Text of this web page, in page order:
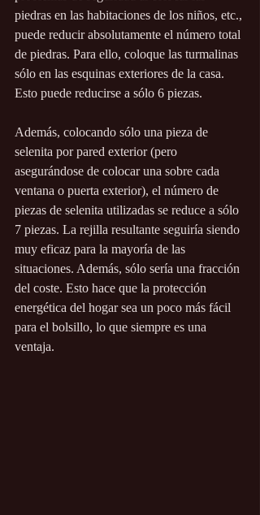
piedras en las habitaciones de los niños, etc.,
puede reducir absolutamente el número total
de piedras. Para ello, coloque las turmalinas
sólo en las esquinas exteriores de la casa.
Esto puede reducirse a sólo 6 piezas.
Además, colocando sólo una pieza de
selenita por pared exterior (pero
asegurándose de colocar una sobre cada
ventana o puerta exterior), el número de
piezas de selenita utilizadas se reduce a sólo
7 piezas. La rejilla resultante seguiría siendo
muy eficaz para la mayoría de las
situaciones. Además, sólo sería una fracción
del coste. Esto hace que la protección
energética del hogar sea un poco más fácil
para el bolsillo, lo que siempre es una
ventaja.